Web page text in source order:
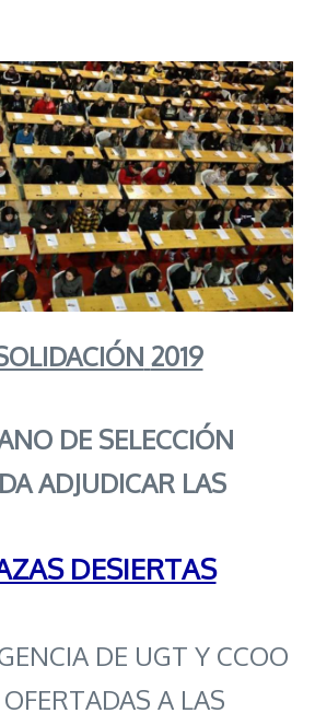
2019
DE SELECCIÓN
ADJUDICAR LAS
DESIERTAS
DE UGT Y CCOO
A LAS